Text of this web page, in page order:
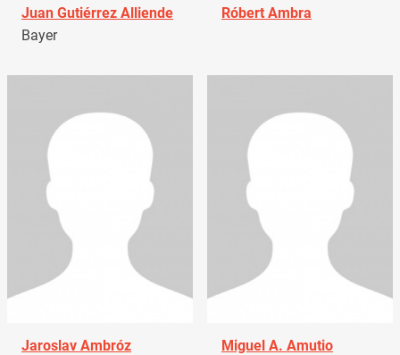
Juan Gutiérrez Alliende
Bayer
Róbert Ambra
Jaroslav Ambróz
Miguel A. Amutio